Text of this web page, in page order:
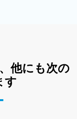
他にも次の
す